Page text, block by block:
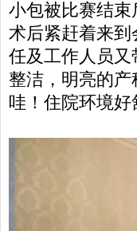
小包被比赛结
术后紧赶着来
任及工作人员
整洁，明亮的
哇！住院环境好